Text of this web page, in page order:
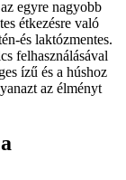
egyre nagyobb
étkezésre való
és laktózmentes.
felhasználásával
ízű és a húshoz
az élményt